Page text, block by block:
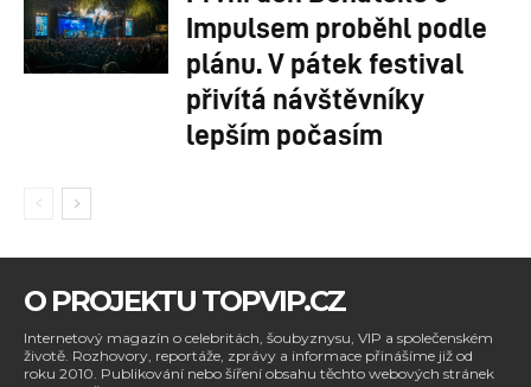
Impulsem proběhl podle
plánu. V pátek festival
přivítá návštěvníky
lepším počasím
O PROJEKTU TOPVIP.CZ
Internetový magazín o celebritách, šoubyznysu, VIP a společenském
životě. Rozhovory, reportáže, zprávy a informace přinášíme již od
roku 2010. Publikování nebo šíření obsahu těchto webových stránek